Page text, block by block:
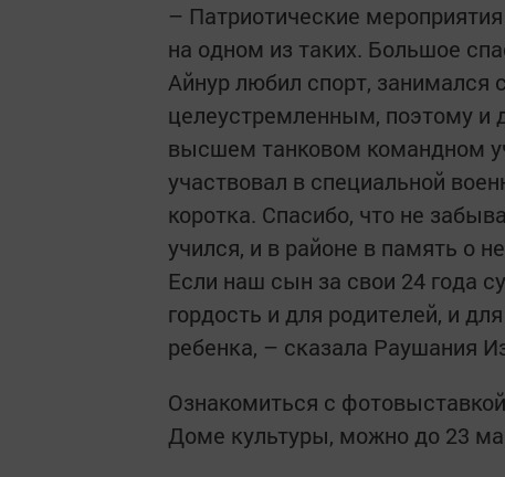
– Патриотические
на одном из таких. Большое
Айнур любил спорт, занимался
целеустремленным, поэтому и
высшем танковом командном
участвовал в специальной
коротка. Спасибо, что не
учился, и в районе в память о
Если наш сын за свои 24 года
гордость и для родителей, и
ребенка, – сказала Раушания
Ознакомиться с
Доме культуры, можно до 23